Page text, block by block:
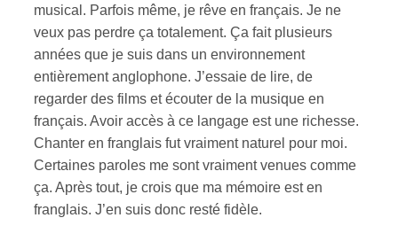
musical. Parfois même, je rêve en français. Je ne
veux pas perdre ça totalement. Ça fait plusieurs
années que je suis dans un environnement
entièrement anglophone. J’essaie de lire, de
regarder des films et écouter de la musique en
français. Avoir accès à ce langage est une richesse.
Chanter en franglais fut vraiment naturel pour moi.
Certaines paroles me sont vraiment venues comme
ça. Après tout, je crois que ma mémoire est en
franglais. J’en suis donc resté fidèle.